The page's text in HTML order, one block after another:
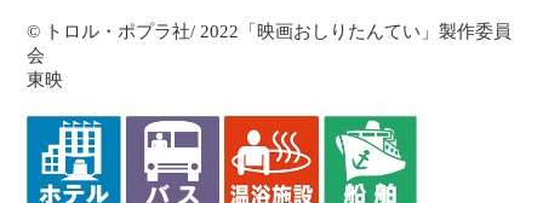
© トロル・ポプラ社/ 2022「映画おしりたんてい」製作委員
会
東映